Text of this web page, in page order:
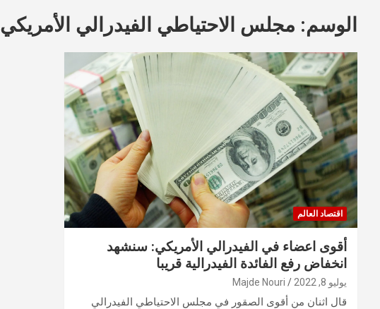
الوسم: مجلس الاحتياطي الفيدرالي الأمريكي
اقتصاد العالم
أقوى اعضاء في الفيدرالي الأمريكي: سنشهد
انخفاض رفع الفائدة الفيدرالية قريبا
يوليو 8, 2022 Majde Nouri
قال اثنان من أقوى الصقور في مجلس الاحتياطي الفيدرالي